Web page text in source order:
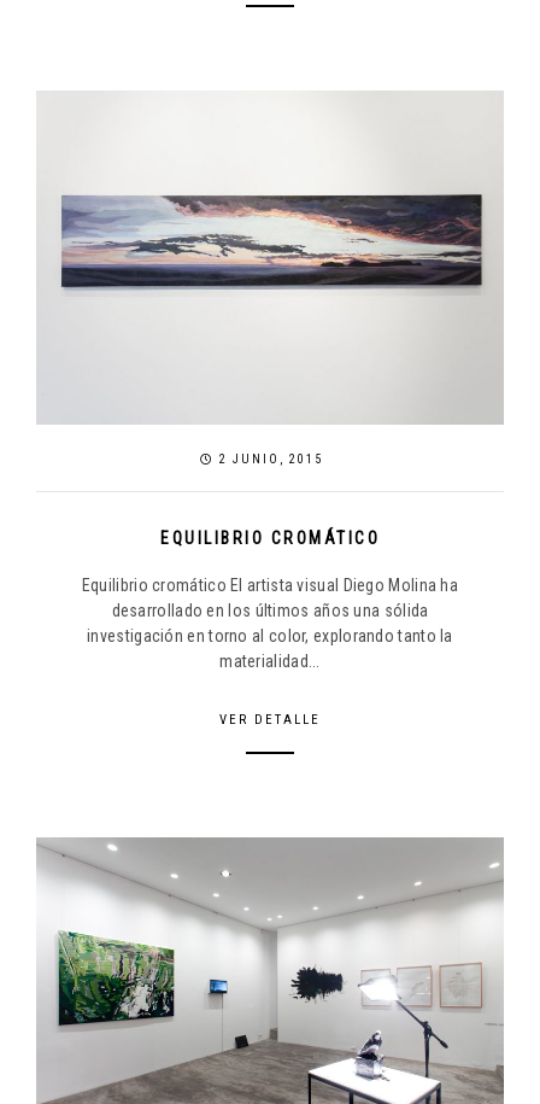
2 JUNIO, 2015
EQUILIBRIO CROMÁTICO
Equilibrio cromático El artista visual Diego Molina ha
desarrollado en los últimos años una sólida
investigación en torno al color, explorando tanto la
materialidad...
VER DETALLE